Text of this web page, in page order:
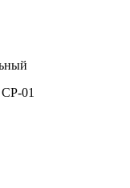
01